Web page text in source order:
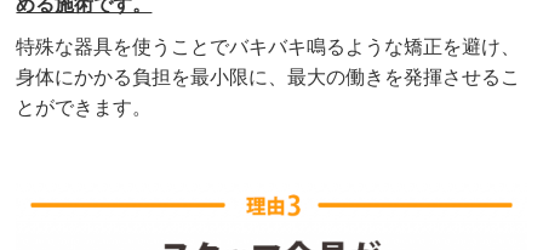
める施術です。
特殊な器具を使うことでバキバキ鳴るような矯正を避け、
身体にかかる負担を最小限に、最大の働きを発揮させるこ
とができます。